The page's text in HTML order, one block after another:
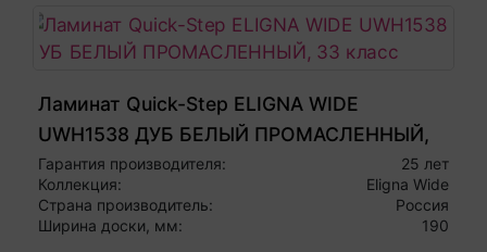
Ламинат Quick-Step ELIGNA WIDE
UWH1538 ДУБ БЕЛЫЙ ПРОМАСЛЕННЫЙ,
33 класс
Гарантия производителя:
25 лет
Коллекция:
Eligna Wide
Страна производитель:
Россия
Ширина доски, мм:
190